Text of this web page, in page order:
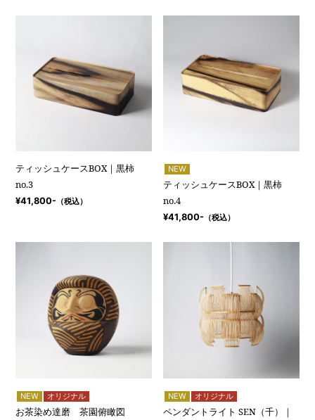
ティッシュケースBOX｜黒柿
no.3
¥41,800- （税込）
NEW
ティッシュケースBOX｜黒柿
no.4
¥41,800- （税込）
NEW オリジナル
お茶染め達磨 茶園俯瞰図
NEW オリジナル
ペンダントライト SEN（千）｜